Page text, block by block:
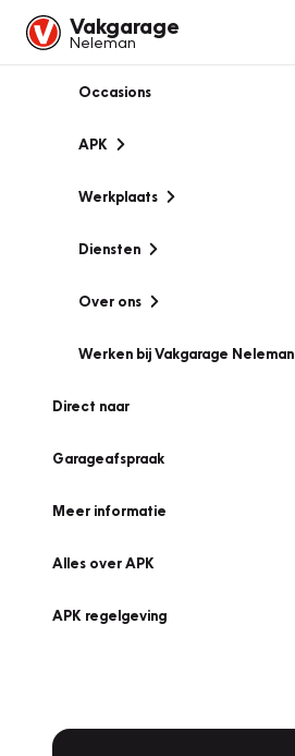
Vakgarage
Neleman
Occasions
APK
Werkplaats
Diensten
Over ons
Werken bij Vakgarage Neleman
Direct naar
Garageafspraak
Meer informatie
Alles over APK
APK regelgeving